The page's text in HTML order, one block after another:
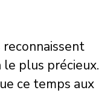
plus précieux.
ce temps aux